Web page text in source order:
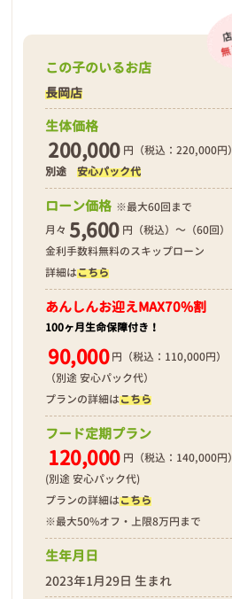
この子のいるお店
長岡店
生体価格
200,000 円（税込：220,000円）
別途安心パック代
ローン価格 ※最大60回まで
月々 5,600 円（税込）～（60回）
金利手数料無料のスキップローン
詳細はこちら
あんしんお迎えMAX70%割
100ヶ月生命保障付き！
90,000 円（税込：110,000円）
（別途 安心パック代）
プランの詳細はこちら
フード定期プラン
120,000 円（税込：140,000円）
(別途 安心パック代)
プランの詳細はこちら
※最大50%オフ・上限8万円まで
生年月日
2023年1月29日 生まれ